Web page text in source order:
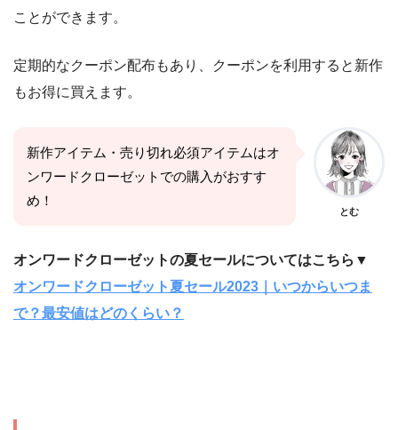
ことができます。
定期的なクーポン配布もあり、クーポンを利用すると新作
もお得に買えます。
新作アイテム・売り切れ必須アイテムはオ
ンワードクローゼットでの購入がおすす
め！
とむ
オンワードクローゼットの夏セールについてはこちら▼
オンワードクローゼット夏セール2023｜いつからいつま
で？最安値はどのくらい？